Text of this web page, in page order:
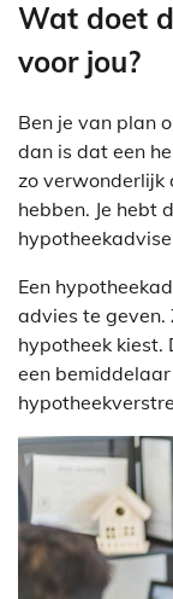
Wat doet
voor jou?
Ben je van plan
dan is dat een
zo
hebben. Je hebt
Een
advies te geven.
hypotheek kiest.
een